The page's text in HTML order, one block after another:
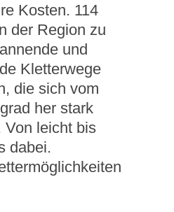
Kosten. 114
der Region zu
und
Kletterwege
die sich vom
her stark
Von leicht bis
dabei.